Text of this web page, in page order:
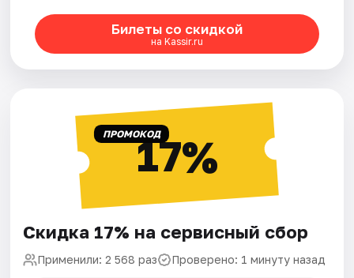
Билеты со скидкой
на Kassir.ru
ПРОМОКОД17%
Скидка 17% на сервисный сбор
Применили: 2 568 раз Проверено: 1 минуту назад